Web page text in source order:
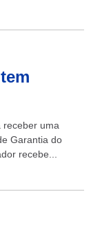
receber uma
Garantia do
recebe...